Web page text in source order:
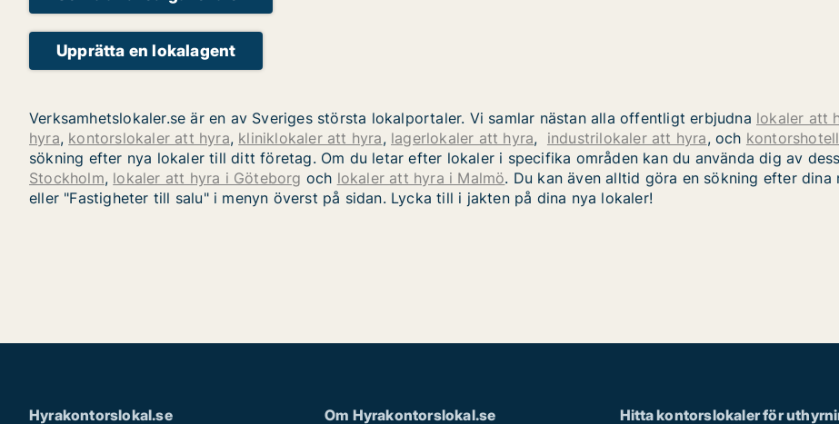
Upprätta en lokalagent
Verksamhetslokaler.se är en av Sveriges största lokalportaler. Vi samlar nästan alla offentligt erbjudna lokaler att
hyra, kontorslokaler att hyra, kliniklokaler att hyra, lagerlokaler att hyra, industrilokaler att hyra, och kontorshotell
sökning efter nya lokaler till ditt företag. Om du letar efter lokaler i specifika områden kan du använda dig av
Stockholm, lokaler att hyra i Göteborg och lokaler att hyra i Malmö. Du kan även alltid göra en sökning efter
eller "Fastigheter till salu" i menyn överst på sidan. Lycka till i jakten på dina nya lokaler!
Hyrakontorslokal.se Om Hyrakontorslokal.se Hitta kontorslokaler för